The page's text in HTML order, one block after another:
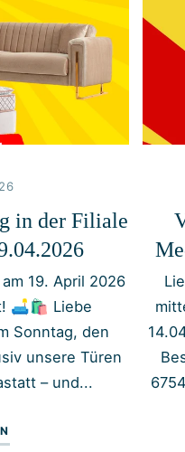
in der Filiale
19. April 2026
🛋️🛍️ Liebe
Sonntag, den
unsere Türen
– und...